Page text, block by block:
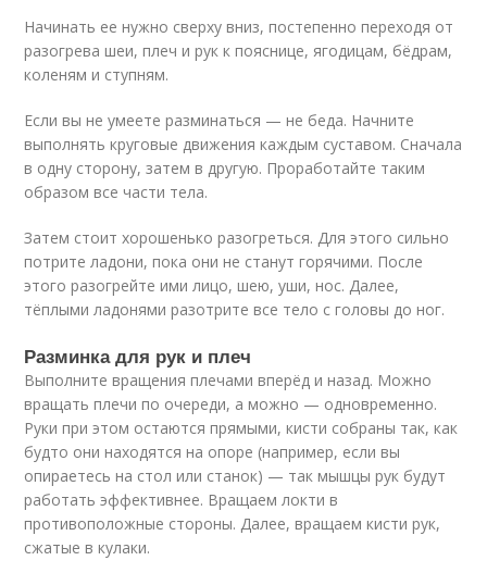
Начинать ее нужно сверху вниз, постепенно переходя от
разогрева шеи, плеч и рук к пояснице, ягодицам, бёдрам,
коленям и ступням.
Если вы не умеете разминаться — не беда. Начните
выполнять круговые движения каждым суставом. Сначала
в одну сторону, затем в другую. Проработайте таким
образом все части тела.
Затем стоит хорошенько разогреться. Для этого сильно
потрите ладони, пока они не станут горячими. После
этого разогрейте ими лицо, шею, уши, нос. Далее,
тёплыми ладонями разотрите все тело с головы до ног.
Разминка для рук и плеч
Выполните вращения плечами вперёд и назад. Можно
вращать плечи по очереди, а можно — одновременно.
Руки при этом остаются прямыми, кисти собраны так, как
будто они находятся на опоре (например, если вы
опираетесь на стол или станок) — так мышцы рук будут
работать эффективнее. Вращаем локти в
противоположные стороны. Далее, вращаем кисти рук,
сжатые в кулаки.